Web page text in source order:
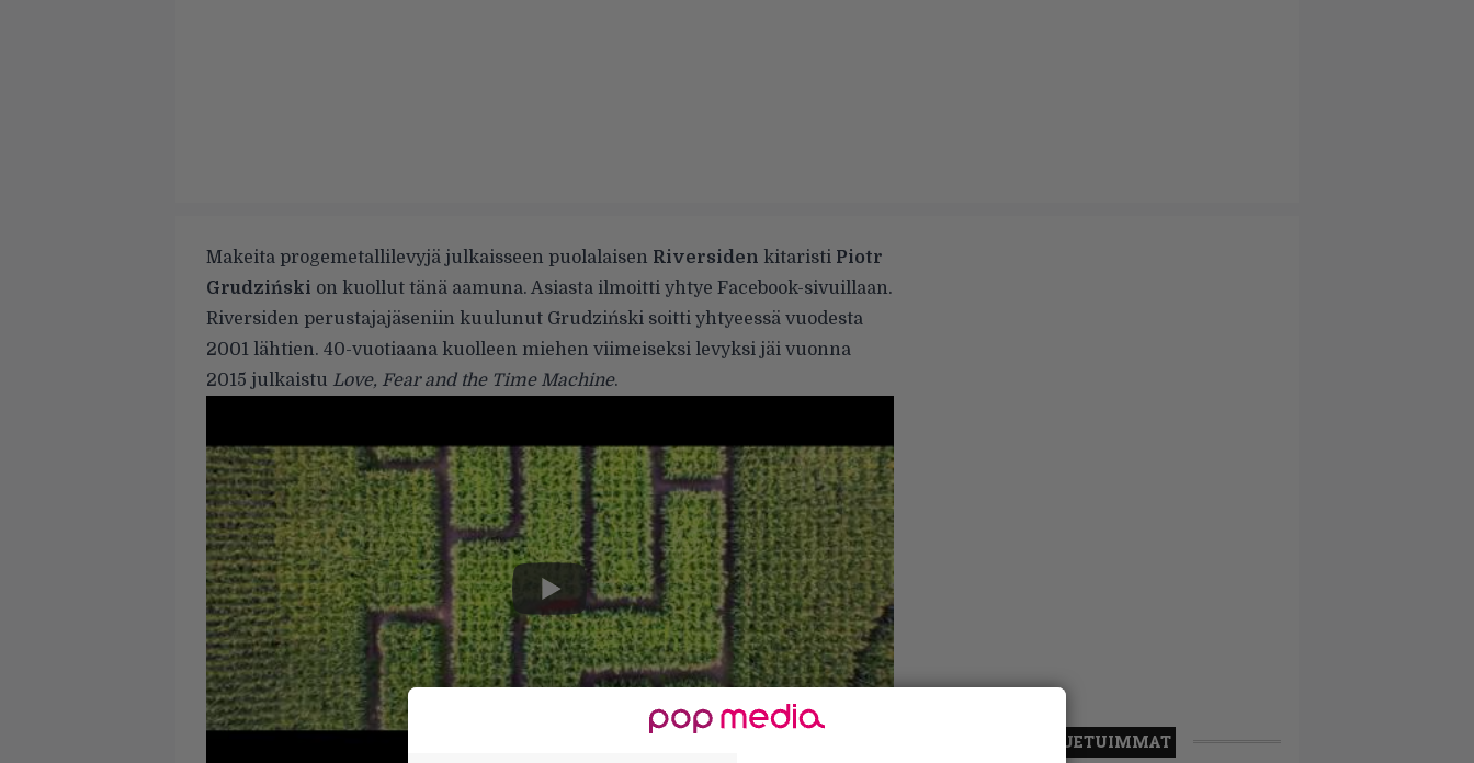
Makeita progemetallilevyjä julkaisseen puolalaisen Riversiden kitaristi Piotr
Grudziński on kuollut tänä aamuna. Asiasta ilmoitti yhtye Facebook-sivuillaan.
Riversiden perustajajäseniin kuulunut Grudziński soitti yhtyeessä vuodesta
2001 lähtien. 40-vuotiaana kuolleen miehen viimeiseksi levyksi jäi vuonna
2015 julkaistu Love, Fear and the Time Machine.
LUETUIMMAT